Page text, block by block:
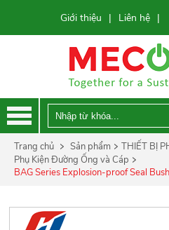
Giới thiệu | Liên hệ
|
Trang chủ Sản phẩm
THIẾT BỊ
Phụ Kiện Đường Ống và Cáp
BAG Series Explosion-proof Seal